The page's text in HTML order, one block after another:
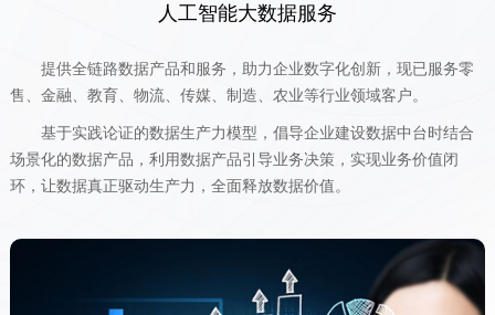
人工智能大数据服务
提供全链路数据产品和服务，助力企业数字化创新， 现已服务零
售、金融、教育、物流、传媒、制造、农业等行业领域客户 。
基于实践论证的数据生产力模型，倡导企业建设数据中台时结合
场景化的数据产品，利用数据产品引导业务决策，实现业务价值闭
环，让数据真正驱动生产力，全面释放数据价值 。